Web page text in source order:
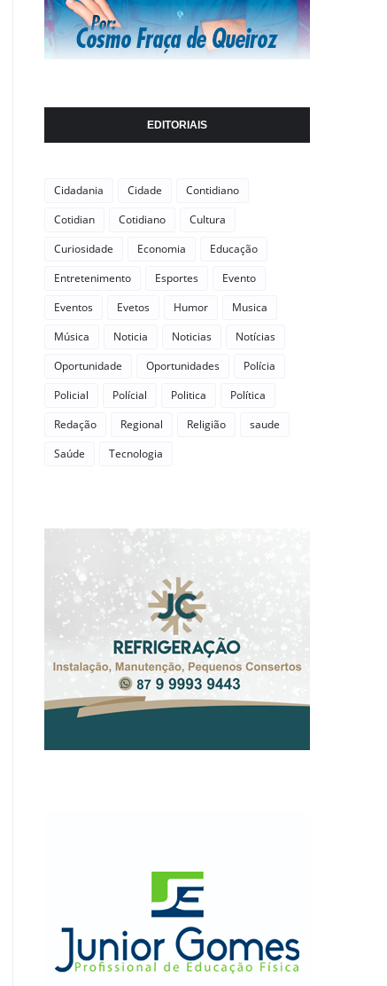
EDITORIAIS
Cidadania Cidade
Contidiano
Cotidian
Cotidiano
Cultura
Curiosidade
Economia
Educação
Entretenimento
Esportes
Evento
Eventos
Evetos Humor
Musica
Música
Noticia Noticias
Notícias
Oportunidade
Oportunidades
Polícia
Policial
Polícial Politica
Política
Redação
Regional Religião
saude
Saúde
Tecnologia